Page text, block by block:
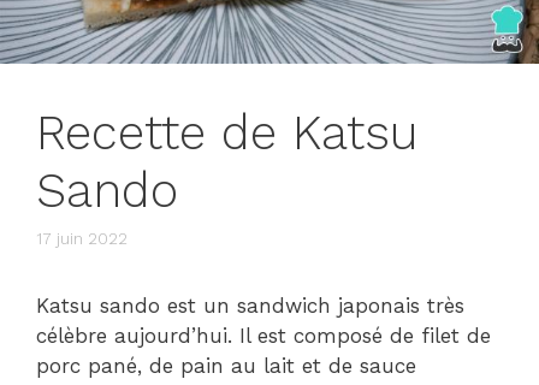
Recette de Katsu
Sando
17 juin 2022
Katsu sando est un sandwich japonais très
célèbre aujourd’hui. Il est composé de filet de
porc pané, de pain au lait et de sauce